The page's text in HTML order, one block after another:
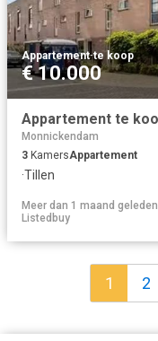
Appartement·te koop
€ 10.000
Monnickendam
3 KamersAppartement
·Tillen
Meer dan 1 maand geleden
Listedbuy
1 2